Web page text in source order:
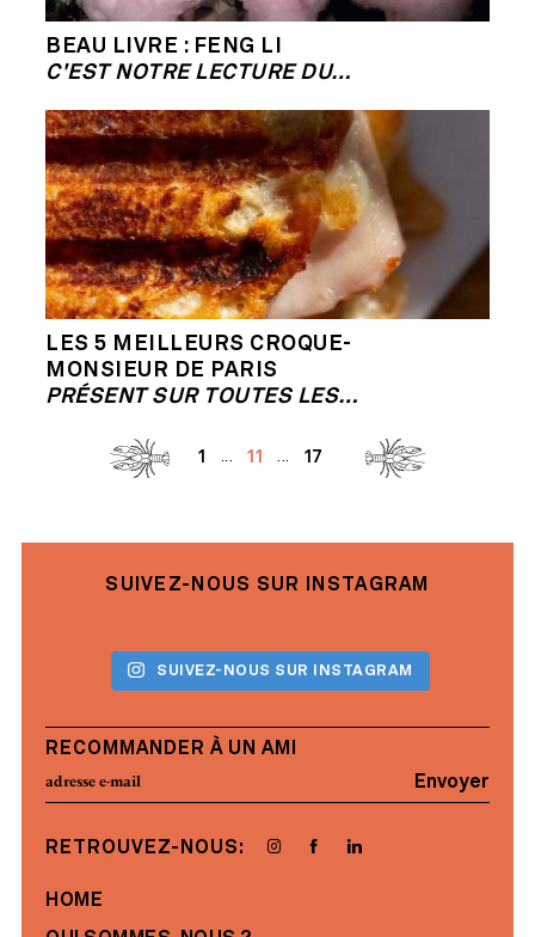
BEAU LIVRE : FENG LI
C'EST NOTRE LECTURE DU…
LES 5 MEILLEURS CROQUE-
MONSIEUR DE PARIS
PRÉSENT SUR TOUTES LES…
1 ... 11 ... 17
SUIVEZ-NOUS SUR INSTAGRAM
SUIVEZ-NOUS SUR INSTAGRAM
RECOMMANDER À UN AMI
Envoyer
RETROUVEZ-NOUS:
HOME